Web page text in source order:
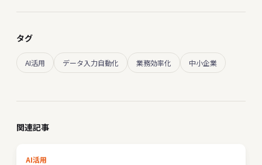
タグ
AI活用 データ入力自動化 業務効率化 中小企業
関連記事
AI活用